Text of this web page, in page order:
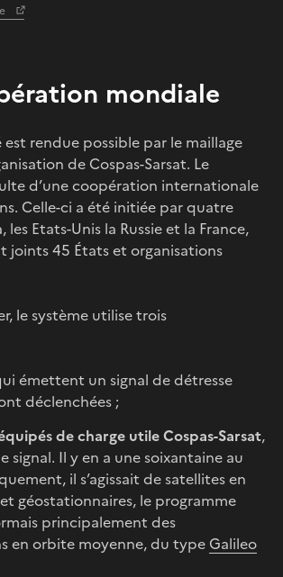
mondiale
rendue possible par le maillage
de Cospas-Sarsat. Le
d’une coopération internationale
Celle-ci a été initiée par quatre
les Etats-Unis la Russie et la France,
joints 45 États et organisations
le système utilise trois
émettent un signal de détresse
déclenchées ;
de charge utile Cospas-Sarsat,
signal. Il y en a une soixantaine au
il s’agissait de satellites en
géostationnaires, le programme
principalement des
en orbite moyenne, du type Galileo